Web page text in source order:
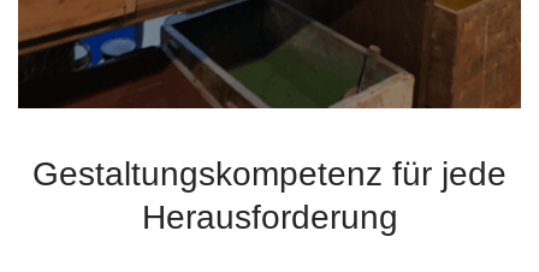
Gestaltungskompetenz für jede
Herausforderung